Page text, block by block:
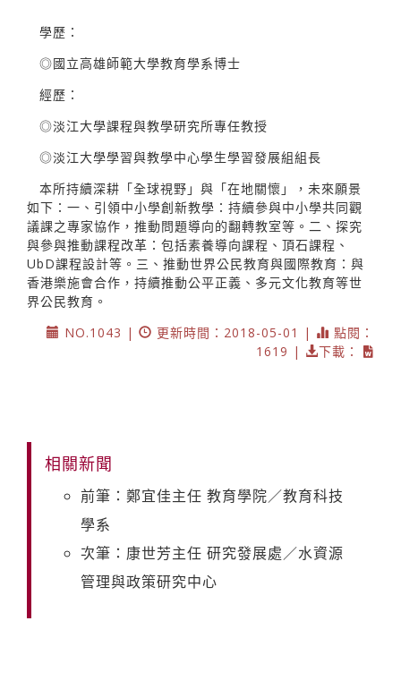
學歷：
◎國立高雄師範大學教育學系博士
經歷：
◎淡江大學課程與教學研究所專任教授
◎淡江大學學習與教學中心學生學習發展組組長
本所持續深耕「全球視野」與「在地關懷」，未來願景
如下：一、引領中小學創新教學：持續參與中小學共同觀
議課之專家協作，推動問題導向的翻轉教室等。二、探究
與參與推動課程改革：包括素養導向課程、頂石課程、
UbD課程設計等。三、推動世界公民教育與國際教育：與
香港樂施會合作，持續推動公平正義、多元文化教育等世
界公民教育。
NO.1043 |
更新時間：2018-05-01 |
點閱：
1619 |
下載：
相關新聞
前筆：鄭宜佳主任 教育學院／教育科技
學系
次筆：康世芳主任 研究發展處／水資源
管理與政策研究中心